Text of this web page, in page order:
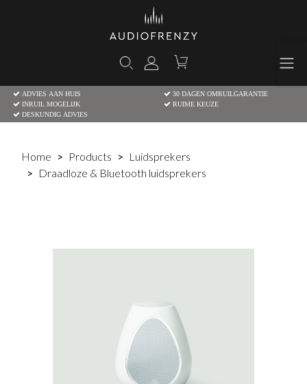
ADVIES AAN HUIS
30 DAGEN OMRUILGARANTIE
INRUIL MOGELIJK
RUIME KEUZE
DESKUNDIG ADVIES
Home Products
Luidsprekers
Draadloze & Bluetooth luidsprekers